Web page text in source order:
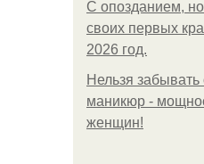
С опозданием,
своих первых
2026 год.
Нельзя забывать
маникюр -
женщин!